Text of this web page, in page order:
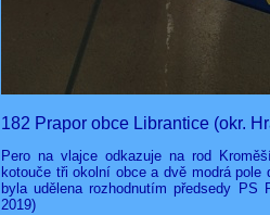
182 Prapor obce Librantice (okr.
Pero na vlajce odkazuje na rod
kotouče tři okolní obce a dvě modrá
byla udělena rozhodnutím předsedy
2019)